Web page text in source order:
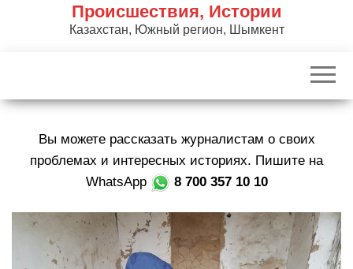
к
р
в
Происшествия, Истории
Казахстан, Южный регион, Шымкент
Вы можете рассказать журналистам о своих
проблемах и интересных историях. Пишите на
WhatsApp
8 700 357 10 10